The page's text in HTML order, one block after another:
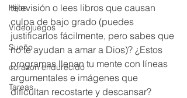
Hijos
Videojuegos
Sueño
corazon endurecido
Tareas
televisión o lees libros que causan
culpa de bajo grado (puedes
justificarlos fácilmente, pero sabes que
no te ayudan a amar a Dios)? ¿Estos
programas llenan tu mente con líneas
argumentales e imágenes que
dificultan recostarte y descansar?